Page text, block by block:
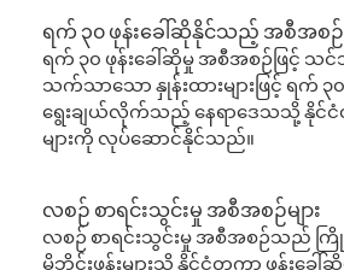
ရက် ၃၀ ဖုန်းခေါ်ဆိုနိုင်သည့် အစီအစဉ်မ
ရက် ၃၀ ဖုန်းခေါ်ဆိုမှု အစီအစဉ်ဖြင့် သ
သက်သာသော နှုန်းထားများဖြင့် ရက်
ရွေးချယ်လိုက်သည့် နေရာဒေသသို့ နိုင်ငံ
များကို လုပ်ဆောင်နိုင်သည်။
လစဉ် စာရင်းသွင်းမှု အစီအစဉ်များ
လစဉ် စာရင်းသွင်းမှု အစီအစဉ်သည် ကြိုးဖု
မိုဘိုင်းဖုန်းများသို့ နိုင်ငံတကာ ဖုန်းခေါ်ဆို